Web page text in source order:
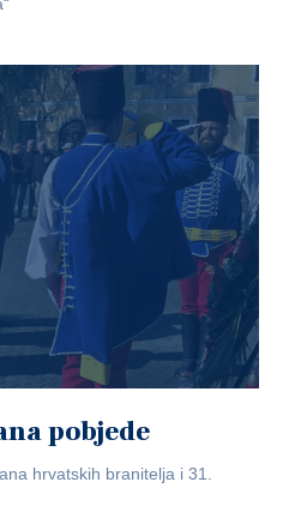
pobjede
hrvatskih branitelja i 31.